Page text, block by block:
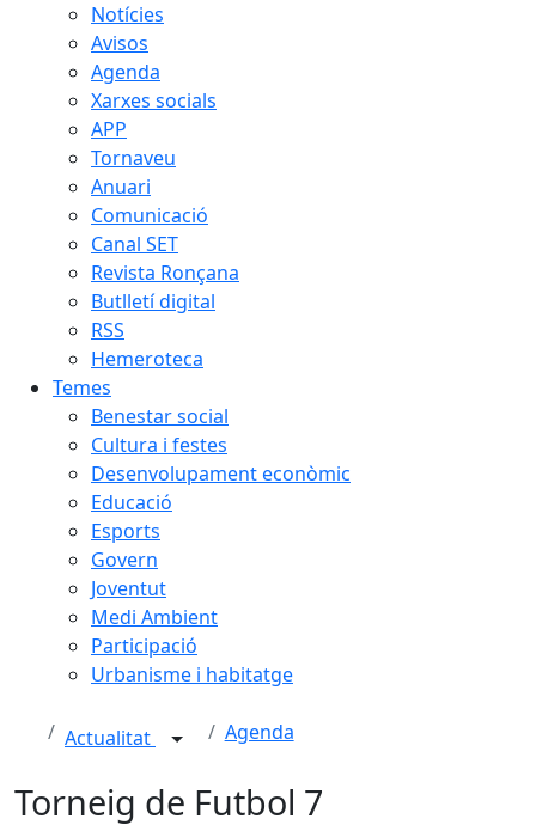
Notícies
Avisos
Agenda
Xarxes socials
APP
Tornaveu
Anuari
Comunicació
Canal SET
Revista Ronçana
Butlletí digital
RSS
Hemeroteca
Temes
Benestar social
Cultura i festes
Desenvolupament econòmic
Educació
Esports
Govern
Joventut
Medi Ambient
Participació
Urbanisme i habitatge
Actualitat Agenda
Torneig de Futbol 7